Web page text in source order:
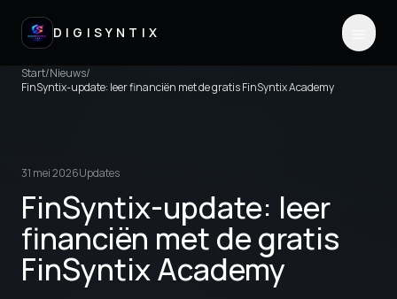
DIGISYNTIX
Start/Nieuws/
FinSyntix-update: leer financiën met de gratis FinSyntix Academy
31 mei 2026Updates
FinSyntix-update: leer
financiën met de gratis
FinSyntix Academy